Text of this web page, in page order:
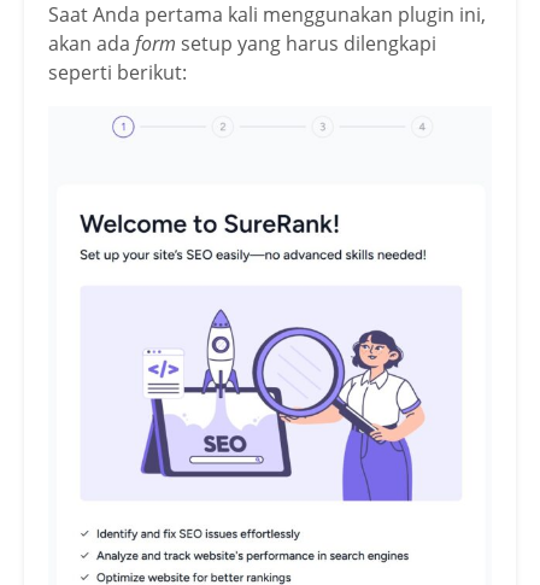
Saat Anda pertama kali menggunakan plugin ini,
akan ada form setup yang harus dilengkapi
seperti berikut: